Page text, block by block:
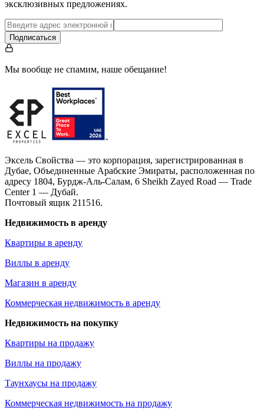
эксклюзивных предложениях.
Подписаться
Мы вообще не спамим, наше обещание!
Эксель Свойства — это корпорация, зарегистрированная в
Дубае, Объединенные Арабские Эмираты, расположенная по
адресу 1804, Бурдж-Аль-Салам, 6 Sheikh Zayed Road — Trade
Center 1 — Дубай.
Почтовый ящик 211516.
Недвижимость в аренду
Квартиры в аренду
Виллы в аренду
Магазин в аренду
Коммерческая недвижимость в аренду
Недвижимость на покупку
Квартиры на продажу
Виллы на продажу
Таунхаусы на продажу
Коммерческая недвижимость на продажу